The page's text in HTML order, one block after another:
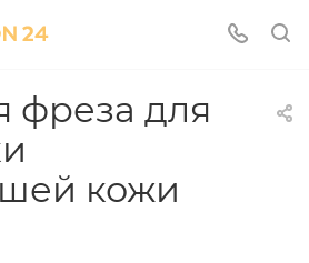
фреза для
кожи